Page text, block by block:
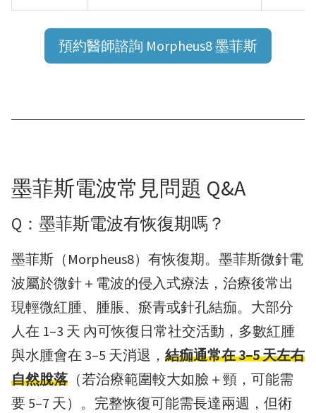
預約醫師諮詢 Morpheus8 墨菲斯
墨菲斯電波常見問題 Q&A
Q：墨菲斯電波有恢復期嗎？
墨菲斯（Morpheus8）有恢復期。墨菲斯微針電
波屬於微針＋電波的侵入式療法，治療後常出
現輕微紅腫、腫脹、瘀青或針孔結痂。大部分
人在 1–3 天 內可恢復日常社交活動，多數紅腫
與水腫會在 3–5 天消退， 結痂通常在 3–5 天左右
自然脫落 （若治療範圍較大如臉＋頸，可能需
要 5–7 天）。完整恢復可能需長達兩週，但術